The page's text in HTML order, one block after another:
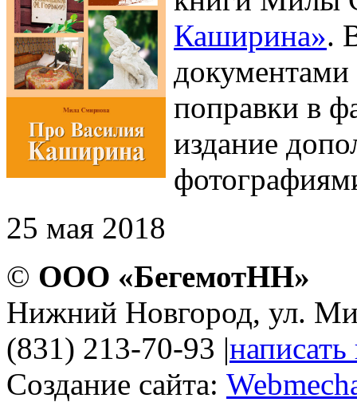
Каширина».
поправки в
издание
25 мая 2018
© ООО «БегемотНН»
Нижний Новгород, ул.
(831) 213-70-93 |
Создание сайта: